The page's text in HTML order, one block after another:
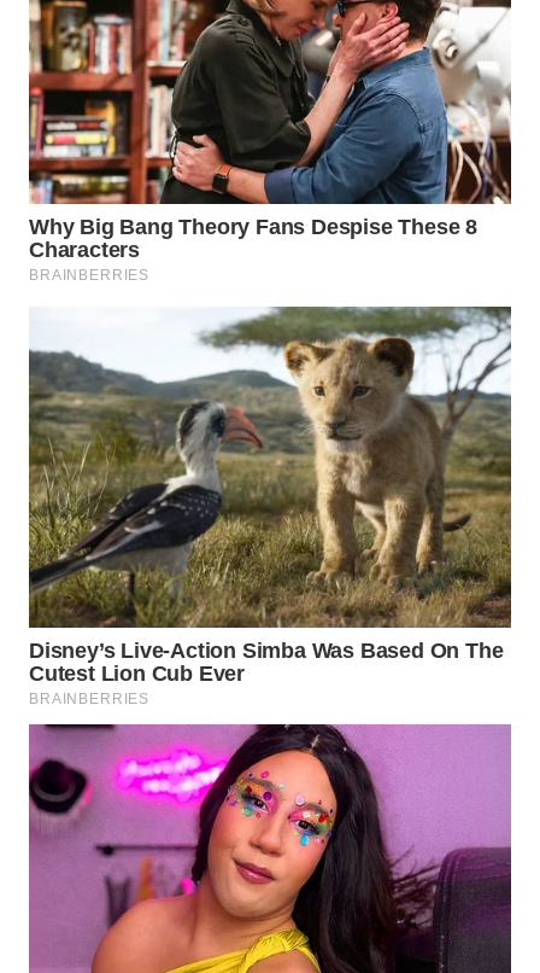
WN
NATUNA
WN
BINTAN
WN
MANDALIKA
LIKUPANG
WN
LABUANBAJO
WN
BORNEO
Wahana
Media
Group
WAHANA
NEWS
WAHANA
TANI
WAHANA
ADVOKAT